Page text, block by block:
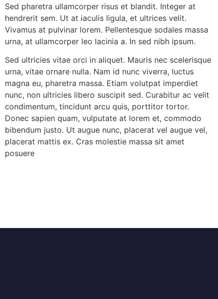
Sed pharetra ullamcorper risus et blandit. Integer at
hendrerit sem. Ut at iaculis ligula, et ultrices velit.
Vivamus at pulvinar lorem. Pellentesque sodales massa
urna, at ullamcorper leo lacinia a. In sed nibh ipsum.
Sed ultricies vitae orci in aliquet. Mauris nec scelerisque
urna, vitae ornare nulla. Nam id nunc viverra, luctus
magna eu, pharetra massa. Etiam volutpat imperdiet
nunc, non ultricies libero suscipit sed. Curabitur ac velit
condimentum, tincidunt arcu quis, porttitor tortor.
Donec sapien quam, vulputate at lorem et, commodo
bibendum justo. Ut augue nunc, placerat vel augue vel,
placerat mattis ex. Cras molestie massa sit amet
posuere